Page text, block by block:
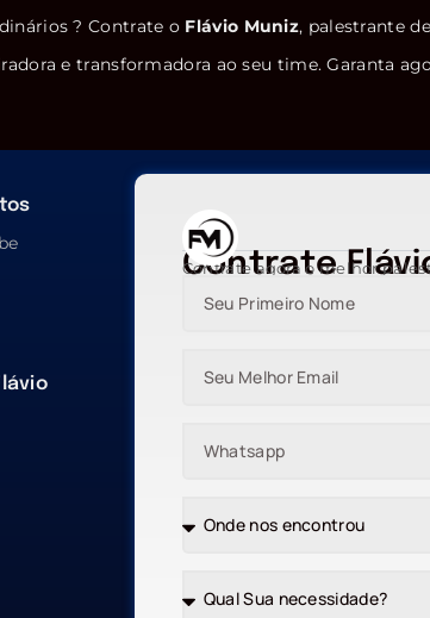
? Contrate o Flávio Muniz, palestrante de
e transformadora ao seu time. Garanta
Contrate
Contrate agora o melhor